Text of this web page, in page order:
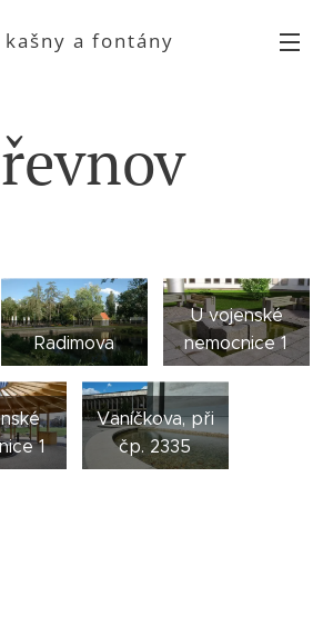
kašny a fontány
Radimova
U vojenské
nemocnice 1
1
Vaníčkova, při
čp. 2335